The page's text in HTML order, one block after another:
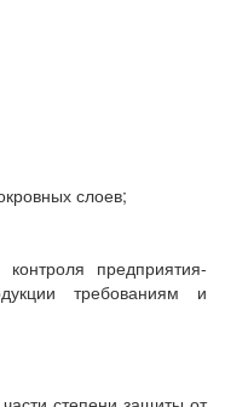
слоев;
предприятия-
требованиям и